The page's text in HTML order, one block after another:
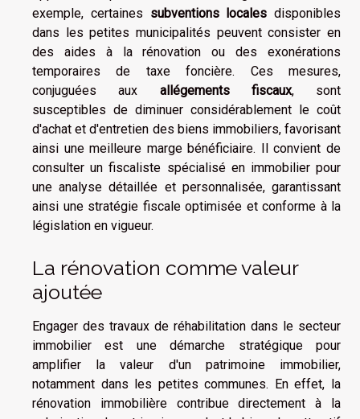
exemple, certaines subventions locales disponibles
dans les petites municipalités peuvent consister en
des aides à la rénovation ou des exonérations
temporaires de taxe foncière. Ces mesures,
conjuguées aux allégements fiscaux, sont
susceptibles de diminuer considérablement le coût
d'achat et d'entretien des biens immobiliers, favorisant
ainsi une meilleure marge bénéficiaire. Il convient de
consulter un fiscaliste spécialisé en immobilier pour
une analyse détaillée et personnalisée, garantissant
ainsi une stratégie fiscale optimisée et conforme à la
législation en vigueur.
La rénovation comme valeur
ajoutée
Engager des travaux de réhabilitation dans le secteur
immobilier est une démarche stratégique pour
amplifier la valeur d'un patrimoine immobilier,
notamment dans les petites communes. En effet, la
rénovation immobilière contribue directement à la